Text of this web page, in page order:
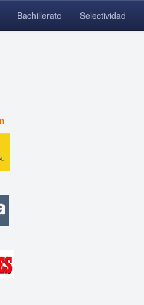
Bachillerato Selectividad